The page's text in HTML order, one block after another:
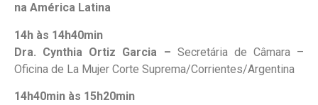
na América Latina
14h às 14h40min
Dra. Cynthia Ortiz Garcia – Secretária de Câmara –
Oficina de La Mujer Corte Suprema/Corrientes/Argentina
14h40min às 15h20min